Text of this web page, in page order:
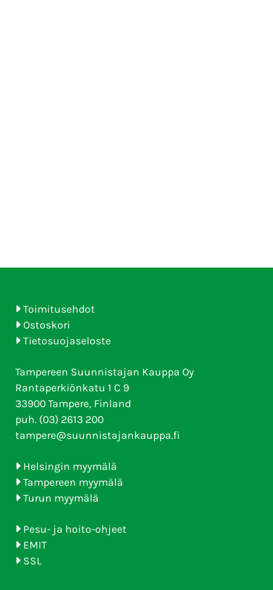
Toimitusehdot
Ostoskori
Tietosuojaseloste
Tampereen Suunnistajan Kauppa Oy
Rantaperkiönkatu 1 C 9
33900 Tampere, Finland
puh. (03) 2613 200
tampere@suunnistajankauppa.fi
Helsingin myymälä
Tampereen myymälä
Turun myymälä
Pesu- ja hoito-ohjeet
EMIT
SSL